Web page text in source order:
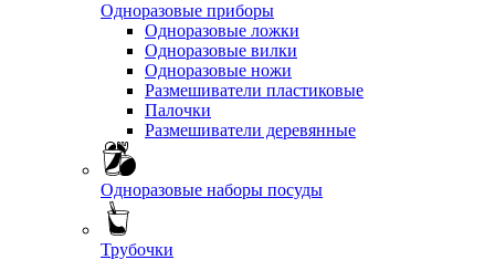
Одноразовые приборы
Одноразовые ложки
Одноразовые вилки
Одноразовые ножи
Размешиватели пластиковые
Палочки
Размешиватели деревянные
Одноразовые наборы посуды
Трубочки